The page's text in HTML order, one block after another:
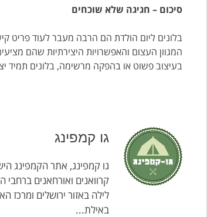
סיכום – חגיגה שלא שוכחים
בלונים ליום הולדת הם הרבה מעבר לעוד פריט
המגוון העצום והאפשרויות היצירתיות שהם
בעיצוב פשוט או בהפקה מרשימה, בלונים תמיד
גו קמפינג
גו קמפינג, אתר הקמפינג
קרוואנים ואורחאנים
לילה באזור ירושלים
באילת...